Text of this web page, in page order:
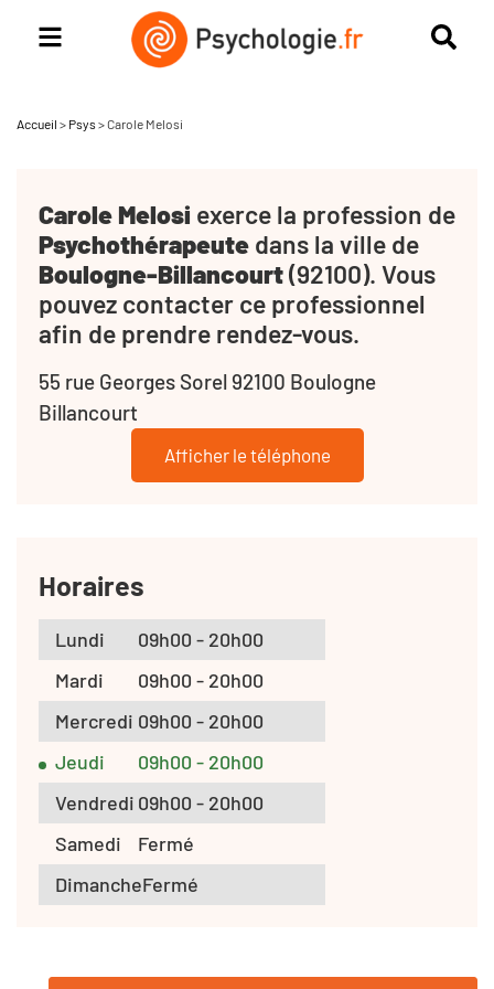
Accueil > Psys >Carole Melosi
Carole Melosi exerce la profession de
Psychothérapeute dans la ville de
Boulogne-Billancourt(92100). Vous
pouvez contacter ce professionnel
afin de prendre rendez-vous.
55 rue Georges Sorel 92100 Boulogne
Billancourt
Afficher le téléphone
Horaires
Lundi
09h00 - 20h00
Mardi
09h00 - 20h00
Mercredi 09h00 - 20h00
Jeudi
09h00 - 20h00
Vendredi 09h00 - 20h00
Samedi
Fermé
DimancheFermé